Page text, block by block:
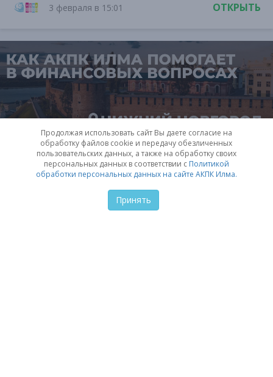
3 февраля в 15:01 ОТКРЫТЬ
Как АКПК ИЛМА помогает
Нижнему Новгороду в
финансовых вопросах
Продолжая использовать сайт Вы даете согласие на
обработку файлов cookie и передачу обезличенных
пользовательских данных, а также на обработку своих
персональных данных в соответствии с Политикой
обработки персональных данных на сайте АКПК Илма.
Принять